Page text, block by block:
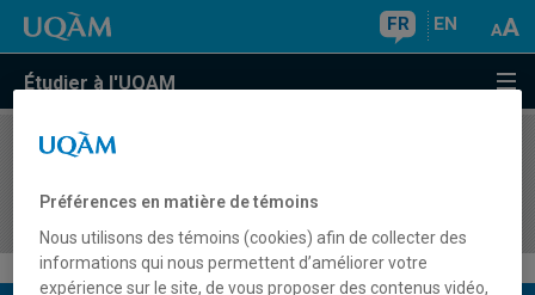
FR EN
Étudier à l'UQAM
COURS//
interculturels
Préférences en matière de témoins
Nous utilisons des témoins (cookies) afin de collecter des
informations qui nous permettent d’améliorer votre
expérience sur le site, de vous proposer des contenus vidéo,